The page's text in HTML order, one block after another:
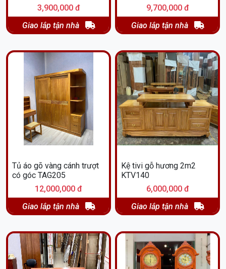
3,900,000 đ
Giao lắp tận nhà
9,700,000 đ
Giao lắp tận nhà
Tủ áo gõ vàng cánh trượt
có góc TAG205
12,000,000 đ
Giao lắp tận nhà
Kệ tivi gỗ hương 2m2
KTV140
6,000,000 đ
Giao lắp tận nhà